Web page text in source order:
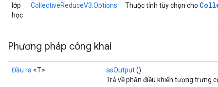
lớp
học
CollectiveReduceV3.Options Thuộc tính tùy chọn cho
Phương pháp công khai
Đầu ra <T> asOutput()
Trả về phần điều khiển tượng trưng